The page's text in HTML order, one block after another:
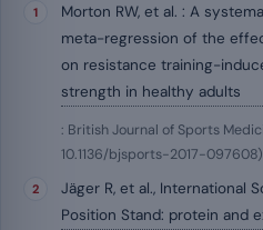
Morton RW, et al. : A
meta-regression of the
on resistance training-
strength in healthy adults
: British Journal of Sports
10.1136/bjsports-2017-097608)
Jäger R, et al., International
Position Stand: protein and